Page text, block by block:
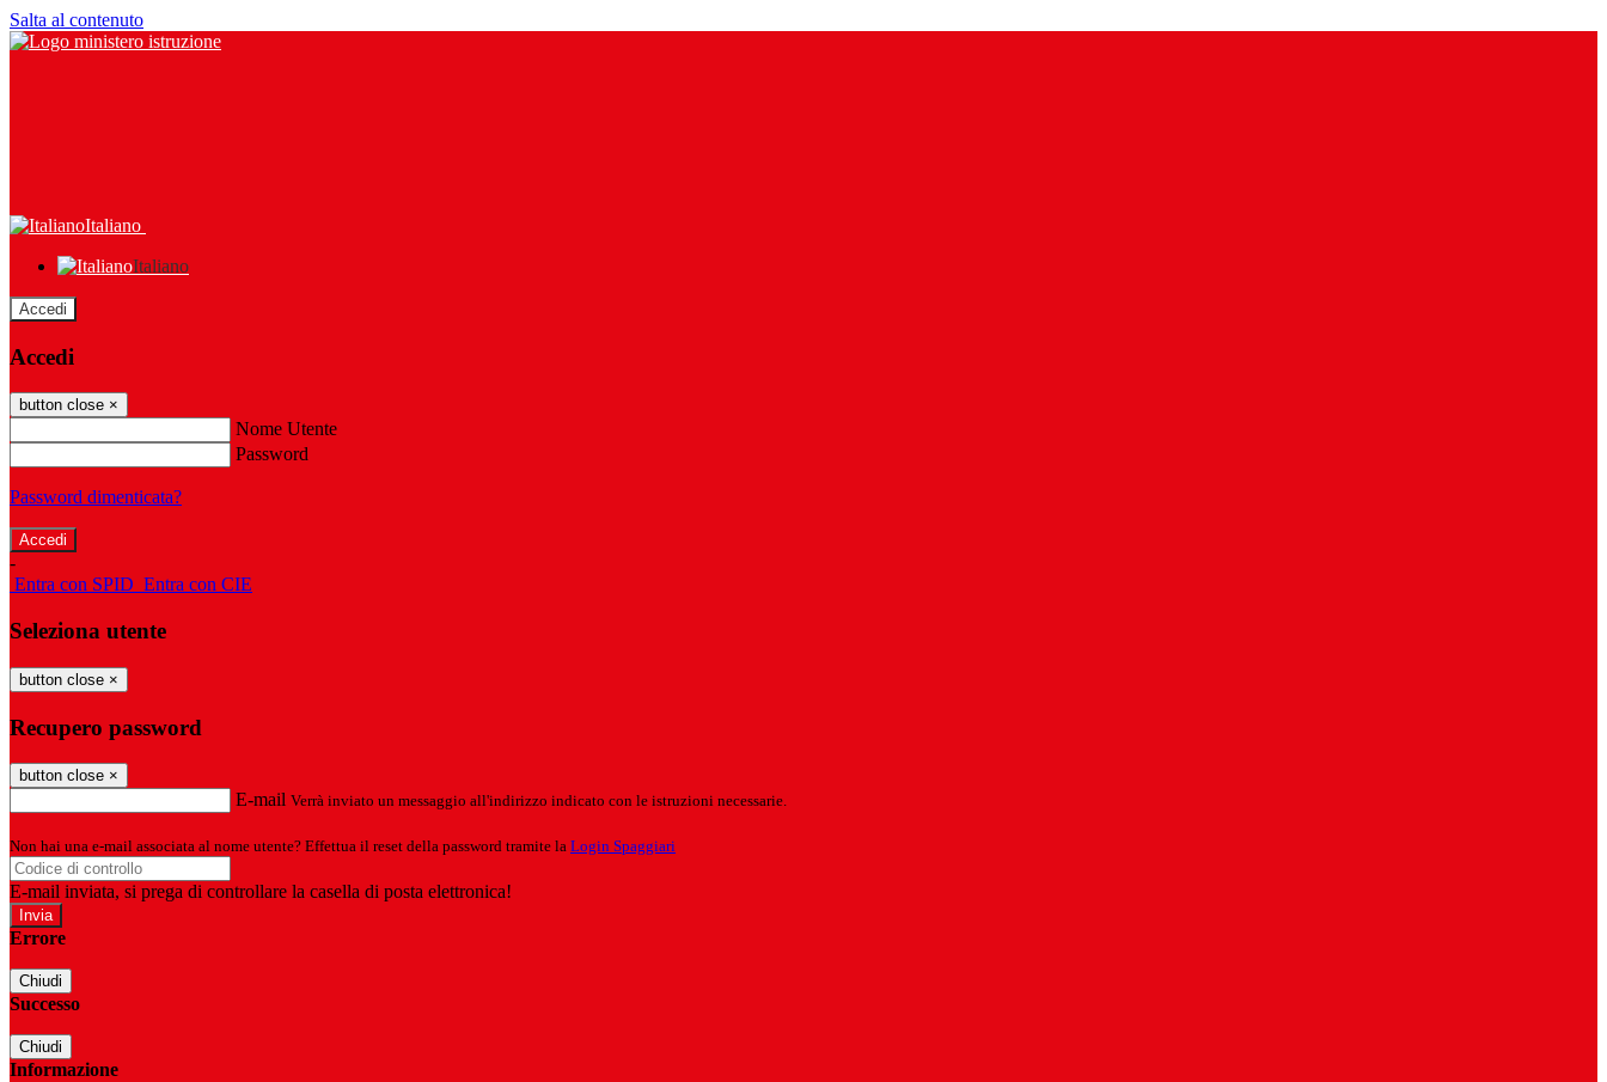
Salta al contenuto
Italiano
Italiano
Accedi
Accedi
button close ×
Nome Utente
Password
Password dimenticata?
-
Entra con SPID Entra con CIE
Seleziona utente
button close ×
Recupero password
button close ×
E-mail Verrà inviato un messaggio all'indirizzo indicato con le istruzioni necessarie.
Non hai una e-mail associata al nome utente? Effettua il reset della password tramite la Login Spaggiari
E-mail inviata, si prega di controllare la casella di posta elettronica!
Errore
Chiudi
Successo
Chiudi
Informazione